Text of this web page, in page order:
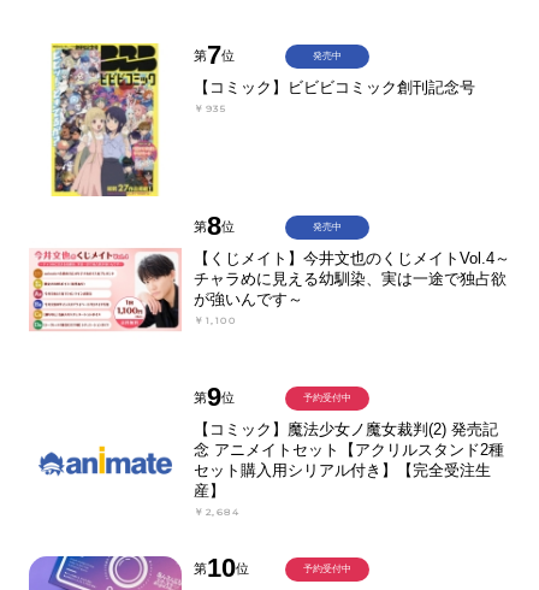
第7位
【コミック】ビビビコミック創刊記念号
￥935
発売中
第8位
【くじメイト】今井文也のくじメイトVol.4～
チャラめに見える幼馴染、実は一途で独占欲
が強いんです～
￥1,100
発売中
第9位
【コミック】魔法少女ノ魔女裁判(2) 発売記
念 アニメイトセット【アクリルスタンド2種
セット購入用シリアル付き】【完全受注生
産】
￥2,684
予約受付中
第10位 予約受付中